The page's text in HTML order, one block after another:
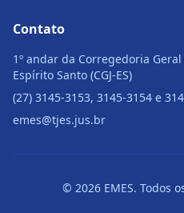
Contato
1º andar da Corregedoria
Espírito Santo (CGJ-ES)
(27) 3145-3153, 3145-3154 e
emes@tjes.jus.br
© 2026 EMES. Todos